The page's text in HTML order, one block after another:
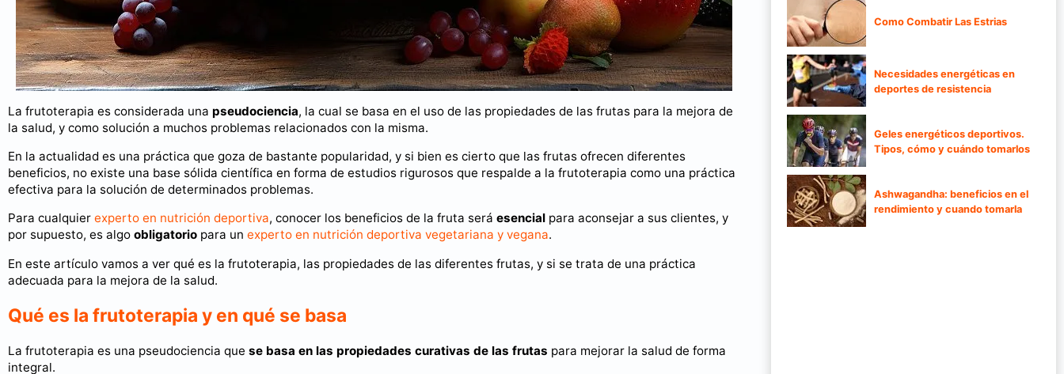
La frutoterapia es considerada una pseudociencia, la cual se basa en el uso de las propiedades de las frutas para la mejora de
la salud, y como solución a muchos problemas relacionados con la misma.
En la actualidad es una práctica que goza de bastante popularidad, y si bien es cierto que las frutas ofrecen diferentes
beneficios, no existe una base sólida científica en forma de estudios rigurosos que respalde a la frutoterapia como una práctica
efectiva para la solución de determinados problemas.
Para cualquier experto en nutrición deportiva, conocer los beneficios de la fruta será esencial para aconsejar a sus clientes, y
por supuesto, es algo obligatorio para un experto en nutrición deportiva vegetariana y vegana.
En este artículo vamos a ver qué es la frutoterapia, las propiedades de las diferentes frutas, y si se trata de una práctica
adecuada para la mejora de la salud.
Qué es la frutoterapia y en qué se basa
La frutoterapia es una pseudociencia que se basa en las propiedades curativas de las frutas para mejorar la salud de forma
integral.
Como Combatir Las Estrias
Necesidades energéticas en
deportes de resistencia
Geles energéticos deportivos.
Tipos, cómo y cuándo tomarlos
Ashwagandha: beneficios en el
rendimiento y cuando tomarla